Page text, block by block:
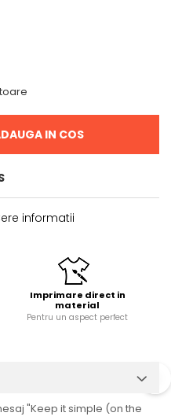
IN COS
informatii
Imprimare direct in
material
Pentru un aspect perfect
"Keep it simple (on the